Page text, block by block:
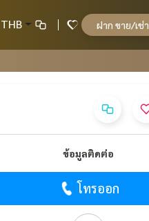
THB ฝาก ขาย/เช่า
ข้อมูลติดต่อ
โทรออก